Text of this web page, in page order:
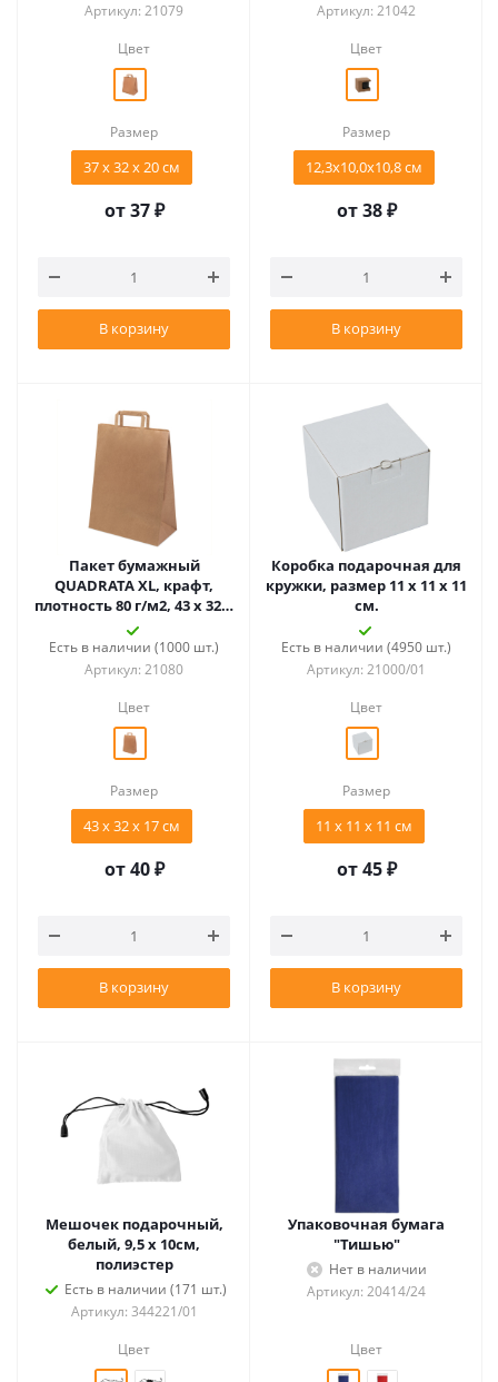
Артикул: 21079
Цвет
Размер
37 х 32 х 20 cм
от37 ₽
В корзину
Артикул: 21042
Цвет
Размер
12,3х10,0х10,8 см
от38 ₽
В корзину
Пакет бумажный
QUADRATA XL, крафт,
плотность 80 г/м2, 43 x 32 x
17 cм
Есть в наличии (1000 шт.)
Артикул: 21080
Цвет
Размер
43 x 32 x 17 cм
от40 ₽
В корзину
Коробка подарочная для
кружки, размер 11 x 11 x 11
см.
Есть в наличии (4950 шт.)
Артикул: 21000/01
Цвет
Размер
11 x 11 x 11 см
от45 ₽
В корзину
Мешочек подарочный,
белый, 9,5 х 10см,
полиэстер
Есть в наличии (171 шт.)
Артикул: 344221/01
Цвет
Упаковочная бумага
"Тишью"
Нет в наличии
Артикул: 20414/24
Цвет